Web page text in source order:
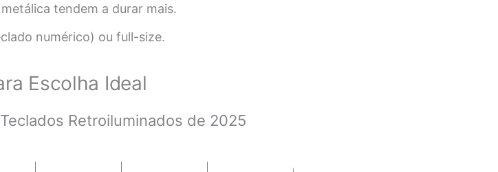
tendem a durar mais.
numérico) ou full-size.
Escolha Ideal
Retroiluminados de 2025